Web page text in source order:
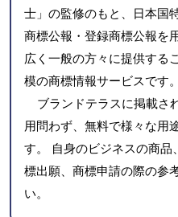
士」の監修のもと、日本国
商標公報・登録商標公報を
広く一般の方々に提供する
模の商標情報サービスです。
ブランドテラスに掲載さ
用問わず、無料で様々な用
す。 自身のビジネスの商
標出願、商標申請の際の参
い。